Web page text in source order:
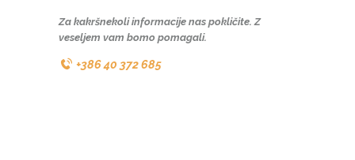
Za kakršnekoli informacije nas pokličite. Z
veseljem vam bomo pomagali.
+386 40 372 685